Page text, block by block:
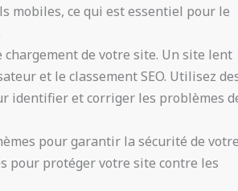
mobiles, ce qui est essentiel pour le
chargement de votre site. Un site lent
et le classement SEO. Utilisez
identifier et corriger les problèmes
pour garantir la sécurité de
pour protéger votre site contre les